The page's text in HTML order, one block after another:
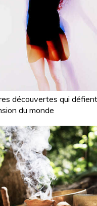
découvertes qui
du monde